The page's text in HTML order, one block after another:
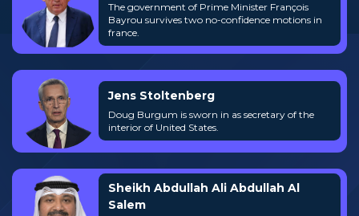
The government of Prime Minister François
Bayrou survives two no-confidence motions in
france.
Jens Stoltenberg
Doug Burgum is sworn in as secretary of the
interior of United States.
Sheikh Abdullah Ali Abdullah Al
Salem